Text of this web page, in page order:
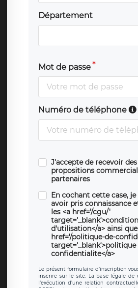
Département
Mot de passe
Numéro de téléphone
J'accepte de recevoir des
propositions
partenaires
En cochant cette case,
avoir pris connaissance
les <a href='/cgu/'
d'utilisation</a> ainsi
href='/politique-de-
target='_blank'>politique
confidentialite</a>
Le présent formulaire d’inscription
inscrire sur le site. La base légale de
l’exécution d’une relation